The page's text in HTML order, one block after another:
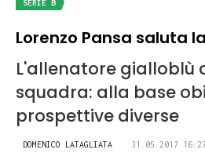
SERIE B
Lorenzo Pansa saluta
L'allenatore gialloblù
squadra: alla base
prospettive diverse
DOMENICO LATAGLIATA 31.05.2017 16:27